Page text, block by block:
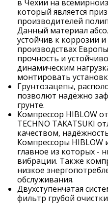
в Чехии на
который является
производителей
Данный материал
устойчив к коррозии
производствах
прочность и
динамическим
монтировать
Грунтозацепы,
позволют надёжно
грунте.
Компрессор HIBLOW
TECHNO TAKATSUKI
качеством,
Компрессоры
главное из которых -
вибрации. Также
низкое
обслуживания.
Двухступенчатая
фильтр грубой